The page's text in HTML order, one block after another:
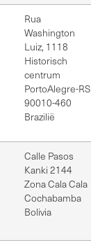
Rua
Washington
Luiz, 1118
Historisch
centrum
PortoAlegre-RS
90010-460
Brazilië
Calle Pasos
Kanki 2144
Zona Cala Cala
Cochabamba
Bolivia